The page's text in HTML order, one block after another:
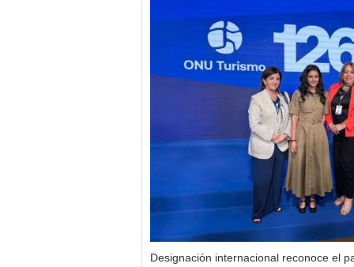
Designación internacional reconoce el